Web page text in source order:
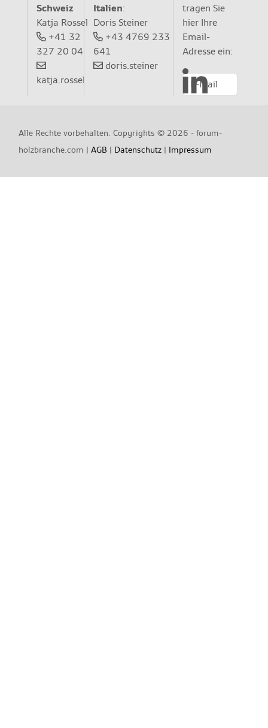
Schweiz
Katja Rossel
+41 32
327 20 04
katja.rossel
Italien:
Doris Steiner
+43 4769 233
641
doris.steiner
tragen Sie
hier Ihre
Email-
Adresse ein:
Alle Rechte vorbehalten. Copyrights © 2026 - forum-
holzbranche.com |AGB | Datenschutz | Impressum